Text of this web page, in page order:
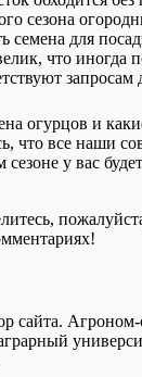
сезона
семена для
что иногда
запросам
огурцов и
что все наши
у вас
сайта.